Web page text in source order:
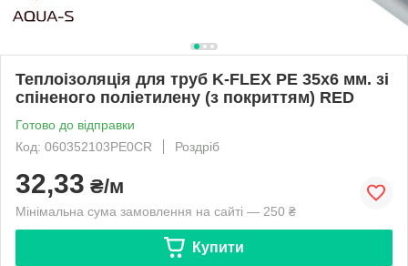
Теплоізоляція для труб K-FLEX PE 35x6 мм. зі
спіненого поліетилену (з покриттям) RED
Готово до відправки
Код: 060352103PE0CR
Роздріб
32,33 ₴/м
Мінімальна сума замовлення на сайті — 250 ₴
Купити